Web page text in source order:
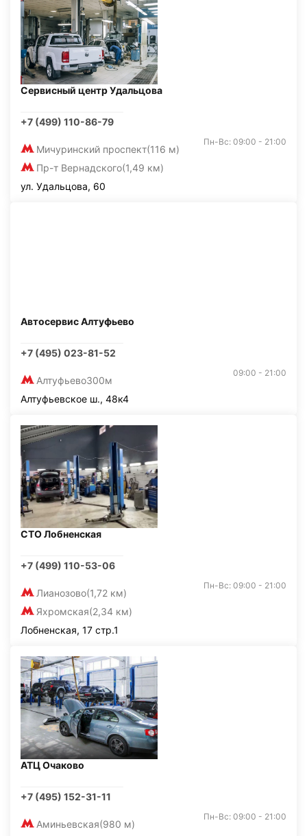
Сервисный центр Удальцова
+7 (499) 110-86-79
Мичуринский проспект(116 м)
Пр-т Вернадского(1,49 км)
Пн-Вс: 09:00 - 21:00
ул. Удальцова, 60
Автосервис Алтуфьево
+7 (495) 023-81-52
Алтуфьево300м
09:00 - 21:00
Алтуфьевское ш., 48к4
СТО Лобненская
+7 (499) 110-53-06
Лианозово(1,72 км)
Яхромская(2,34 км)
Пн-Вс: 09:00 - 21:00
Лобненская, 17 стр.1
АТЦ Очаково
+7 (495) 152-31-11
Аминьевская(980 м)
Пн-Вс: 09:00 - 21:00